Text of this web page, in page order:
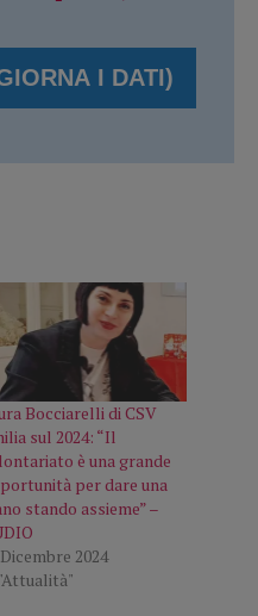
Bocciarelli di CSV
sul 2024: “Il
è una grande
per dare una
stando assieme” –
2024